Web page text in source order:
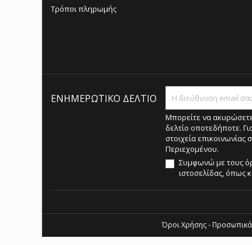
Τρόποι πληρωμής
ΕΝΗΜΕΡΩΤΙΚΌ ΔΕΛΤΊΟ
Μπορείτε να
δελτίο οποτεδήποτε.
στοιχεία
Περιεχομένου.
Συμφωνώ με τους
ιστοσελίδας, όπως
Όροι Χρήσης -